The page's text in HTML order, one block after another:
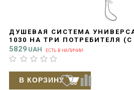
ДУШЕВАЯ СИСТЕМА
1030 НА ТРИ ПОТРЕБИТЕЛЯ
LDWAW1030WHI45401 WHITE
5829 UAH ЕСТЬ В НАЛИЧИИ
В КОРЗИНУ